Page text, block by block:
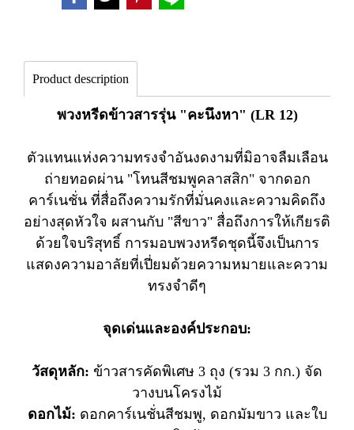
Product description
พวงหรีดข้าวสารรุ่น "คะนึงหา" (LR 12)
ตัวแทนแห่งความทรงจำอันงดงามที่มิอาจลืมเลือน
ถ่ายทอดผ่าน "โทนสีชมพูคลาสสิก" จากดอก
คาร์เนชั่น ที่สื่อถึงความรักที่มั่นคงและความคิดถึง
อย่างสุดหัวใจ ผสานกับ "สีขาว" สื่อถึงการให้เกียรติ
ด้วยใจบริสุทธิ์ การมอบพวงหรีดชุดนี้จึงเป็นการ
แสดงความอาลัยที่เปี่ยมด้วยความหมายและความ
ทรงจำดีๆ
จุดเด่นและองค์ประกอบ:
วัสดุหลัก: ข้าวสารคัดพิเศษ 3 ถุง (รวม 3 กก.) จัด
วางบนโครงไม้
ดอกไม้: ดอกคาร์เนชั่นสีชมพู, ดอกมัมขาว และใบ